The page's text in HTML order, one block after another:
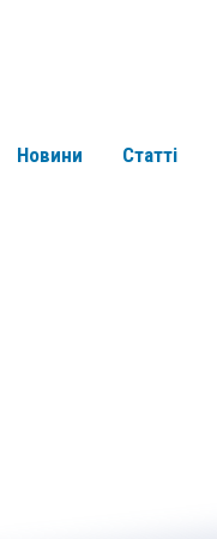
Новини Статті